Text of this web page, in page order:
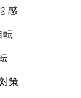
感
転
策